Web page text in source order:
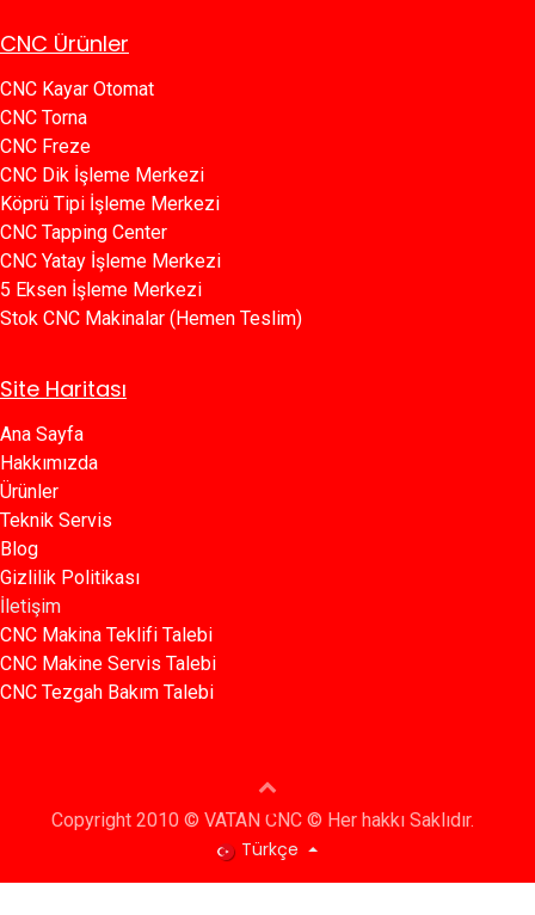
CNC Ürünler
CNC Kayar Otomat
CNC Torna
CNC Freze
CNC Dik İşleme Merkezi
Köprü Tipi İşleme Merkezi
C​​NC Tapping Center
CNC Yatay İşleme Merkezi
5 Eksen İşleme Merkezi
Stok CNC Makinalar (Hemen Teslim)
Site Haritası
Ana Sayfa​​
Hakkımızda
Ürünler​
Teknik Servis
Blog​​
Gizlilik Politikası​​
İletişim
CNC Makina Teklifi Talebi
CNC Makine Servis Talebi
CNC Tezgah Bakım Talebi
Copyright 2010 © VATAN CNC © Her hakkı Saklıdır.
Türkçe